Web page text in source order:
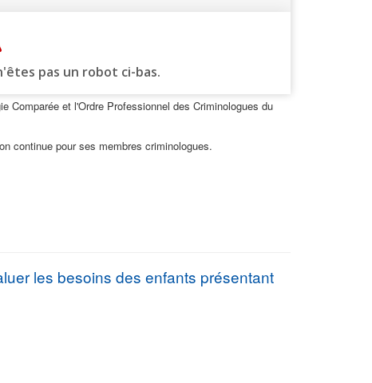
Comparée et l'Ordre Professionnel des Criminologues du
continue pour ses membres criminologues.
les besoins des enfants présentant